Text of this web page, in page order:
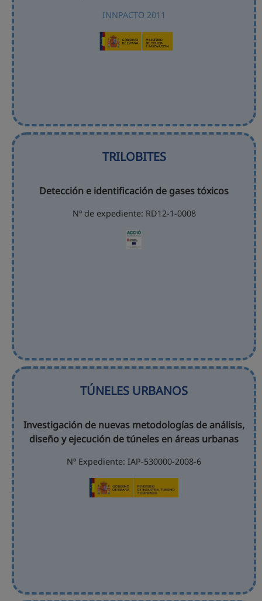
INNPACTO 2011
TRILOBITES
Detección e identificación de gases tóxicos
Nº de expediente: RD12-1-0008
TÚNELES URBANOS
Investigación de nuevas metodologías de análisis,
diseño y ejecución de túneles en áreas urbanas
Nº Expediente: IAP-530000-2008-6